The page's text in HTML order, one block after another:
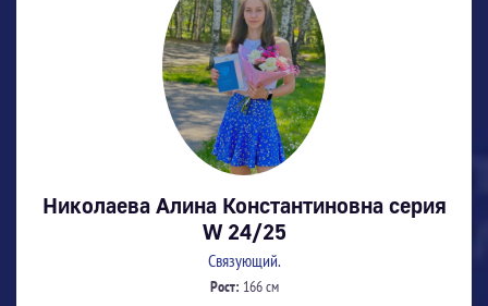
Николаева Алина Константиновна серия
W 24/25
Связующий.
Рост: 166 см